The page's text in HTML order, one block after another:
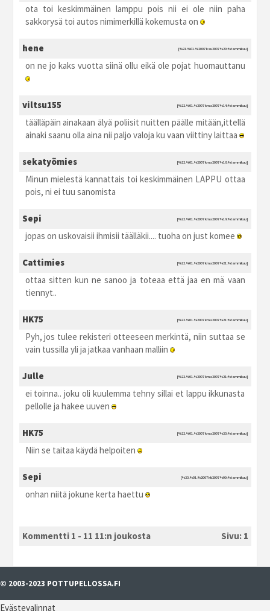
ota toi keskimmäinen lamppu pois nii ei ole niin paha
sakkorysä toi autos nimimerkillä kokemusta on
hene [%21.%01.%2007 ksu2007 %20:%tammikuu]
on ne jo kaks vuotta siinä ollu eikä ole pojat huomauttanu
viltsu155 [%22.%01.%2007 kma2007 %14:%tammikuu]
täälläpäin ainakaan älyä poliisit nuitten päälle mitään,ittellä
ainaki saanu olla aina nii paljo valoja ku vaan viittiny laittaa
sekatyömies [%22.%01.%2007 kma2007 %18:%tammikuu]
Minun mielestä kannattais toi keskimmäinen LAPPU ottaa
pois, ni ei tuu sanomista
Sepi [%22.%01.%2007 kma2007 %19:%tammikuu]
jopas on uskovaisii ihmisii täälläkii.... tuoha on just komee
Cattimies [%22.%01.%2007 kma2007 %21:%tammikuu]
ottaa sitten kun ne sanoo ja toteaa että jaa en mä vaan
tiennyt..
HK75 [%22.%01.%2007 kma2007 %21:%tammikuu]
Pyh, jos tulee rekisteri otteeseen merkintä, niin suttaa se
vain tussilla yli ja jatkaa vanhaan malliin
Julle [%22.%01.%2007 kma2007 %21:%tammikuu]
ei toinna.. joku oli kuulemma tehny sillai et lappu ikkunasta
pellolle ja hakee uuven
HK75 [%22.%01.%2007 kma2007 %23:%tammikuu]
Niin se taitaa käydä helpoiten
Sepi [%23.%01.%2007 kti2007 %00:%tammikuu]
onhan niitä jokune kerta haettu
Kommentti 1 - 11 11:n joukosta Sivu: 1
© 2003-2023 POTTUPELLOSSA.FI
Evästevalinnat